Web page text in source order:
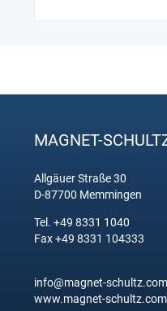
MAGNET-
Allgäuer Straße 30
D-87700 Memmingen
Tel. +49 8331 1040
Fax +49 8331 104333
info@magnet-schultz.com
www.magnet-schultz.com